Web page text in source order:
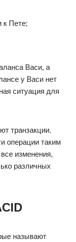
к Пете;
Васи, а
у Васи нет
ситуация для
транзакции.
операции таким
изменения,
различных
называют